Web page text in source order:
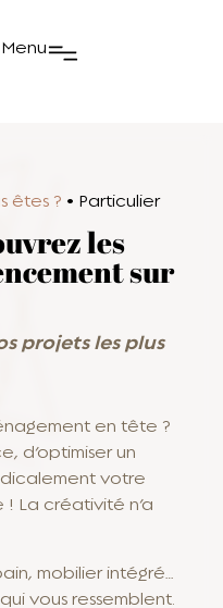
Menu
êtes ? • Particulier
les
sur
projets les plus
en tête ?
d’optimiser un
votre
! La créativité n’a
mobilier intégré…
vous ressemblent.